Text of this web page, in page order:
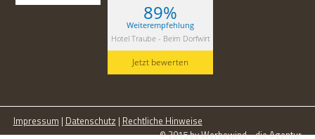
89%
Weiterempfehlung
Hotel Traube - Beim Dorfwirt
Jetzt bewerten
Impressum | Datenschutz | Rechtliche Hinweise
© 2015 byWerbewind- die Agentur